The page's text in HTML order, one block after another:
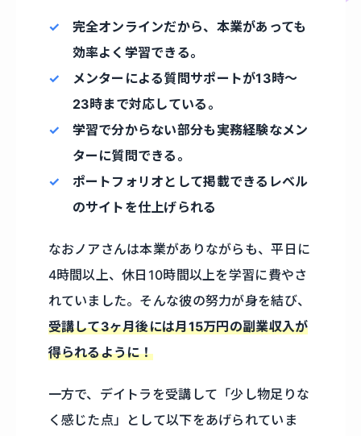
完全オンラインだから、本業があっても
効率よく学習できる。
メンターによる質問サポートが13時〜
23時まで対応している。
学習で分からない部分も実務経験なメン
ターに質問できる。
ポートフォリオとして掲載できるレベル
のサイトを仕上げられる
なおノアさんは本業がありながらも、平日に
4時間以上、休日10時間以上を学習に費やさ
れていました。そんな彼の努力が身を結び、
受講して3ヶ月後には月15万円の副業収入が
得られるように！
一方で、デイトラを受講して「少し物足りな
く感じた点」として以下をあげられていま